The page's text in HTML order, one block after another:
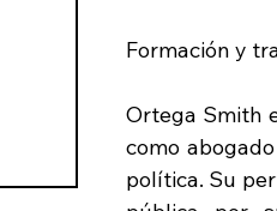
Formación y
Ortega Smith
como
política. Su